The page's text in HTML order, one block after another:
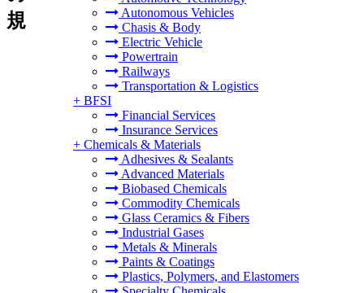
Autonomous Vehicles
Chasis & Body
Electric Vehicle
Powertrain
Railways
Transportation & Logistics
+ BFSI
Financial Services
Insurance Services
+ Chemicals & Materials
Adhesives & Sealants
Advanced Materials
Biobased Chemicals
Commodity Chemicals
Glass Ceramics & Fibers
Industrial Gases
Metals & Minerals
Paints & Coatings
Plastics, Polymers, and Elastomers
規